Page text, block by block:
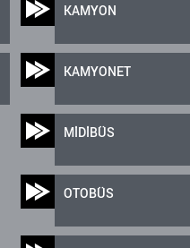
KAMYON
KAMYONET
MİDİBÜS
OTOBÜS